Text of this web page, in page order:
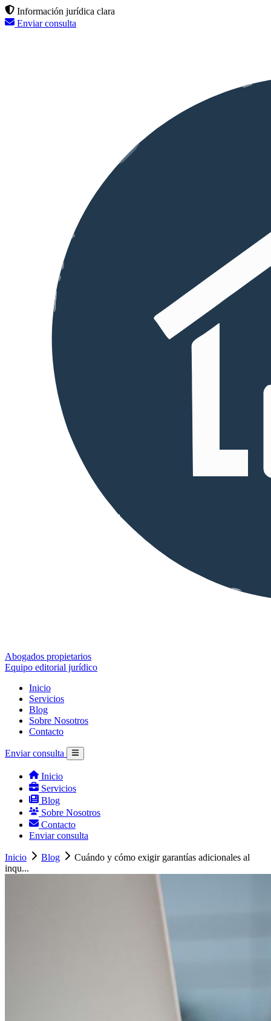
Información jurídica clara
Enviar consulta
Abogados propietarios
Equipo editorial jurídico
Inicio
Servicios
Blog
Sobre Nosotros
Contacto
Enviar consulta
Inicio
Servicios
Blog
Sobre Nosotros
Contacto
Enviar consulta
Inicio Blog
Cuándo y cómo exigir garantías adicionales al
inqu...